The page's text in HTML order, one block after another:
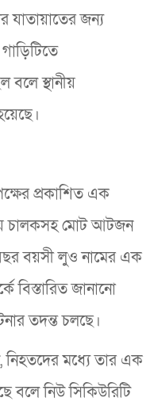
যাতায়াতের জন্য
বলে স্থানীয়
প্রকাশিত এক
চালকসহ মোট আটজন
বয়সী লুও নামের এক
বিস্তারিত জানানো
তদন্ত চলছে।
নিহতদের মধ্যে তার এক
বলে নিউ সিকিউরিটি